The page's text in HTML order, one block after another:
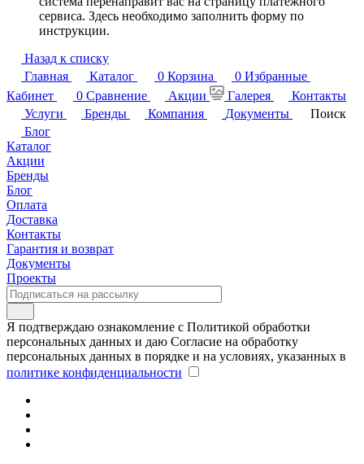
сервиса. Здесь необходимо заполнить форму по
инструкции.
Назад к списку
Главная
Каталог 0 Корзина 0 Избранные
Кабинет
0 Сравнение Акции Галерея
Контакты
Услуги
Бренды Компания Документы
Поиск
Блог
Каталог
Акции
Бренды
Блог
Оплата
Доставка
Контакты
Гарантия и возврат
Документы
Проекты
Я подтверждаю ознакомление с Политикой обработки
персональных данных и даю Согласие на обработку
персональных данных в порядке и на условиях, указанных в
политике конфиденциальности